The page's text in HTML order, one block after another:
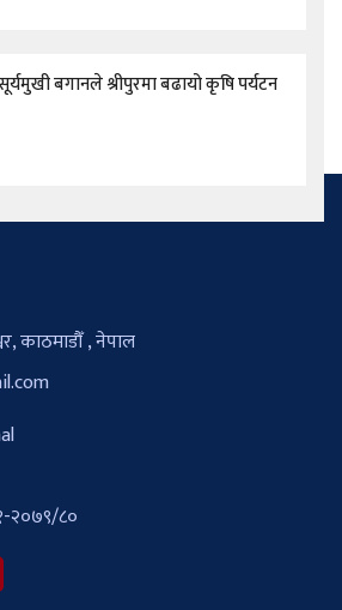
बगानले श्रीपुरमा बढायो कृषि पर्यटन
काठमाडौँ , नेपाल
२०७९/८०